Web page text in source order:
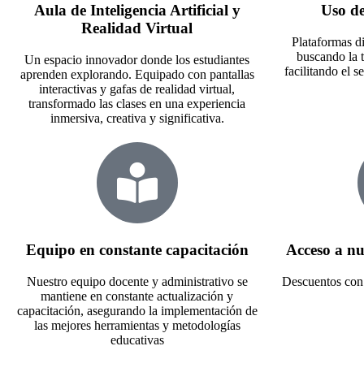
Aula de Inteligencia Artificial y
Realidad Virtual
Un espacio innovador donde los estudiantes
aprenden explorando. Equipado con pantallas
interactivas y gafas de realidad virtual,
transformado las clases en una experiencia
inmersiva, creativa y significativa.
Uso
Plataformas
buscando la
facilitando el
Equipo en constante capacitación
Nuestro equipo docente y administrativo se
mantiene en constante actualización y
capacitación, asegurando la implementación de
las mejores herramientas y metodologías
educativas
Acceso a
Descuentos